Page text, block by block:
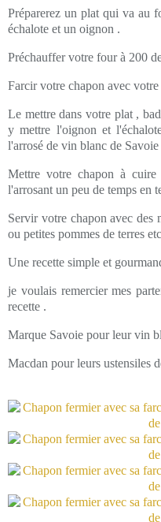
Préparerez un plat qui va au
échalote et un oignon .
Préchauffer votre four à 200
Farcir votre chapon avec
Le mettre dans votre plat ,
y mettre l'oignon et
l'arrosé de vin blanc de Savoie
Mettre votre chapon à
l'arrosant un peu de temps en
Servir votre chapon avec des
ou petites pommes de terres
Une recette simple et
je voulais remercier mes
recette .
Marque Savoie pour leur vin
Macdan pour leurs ustensiles